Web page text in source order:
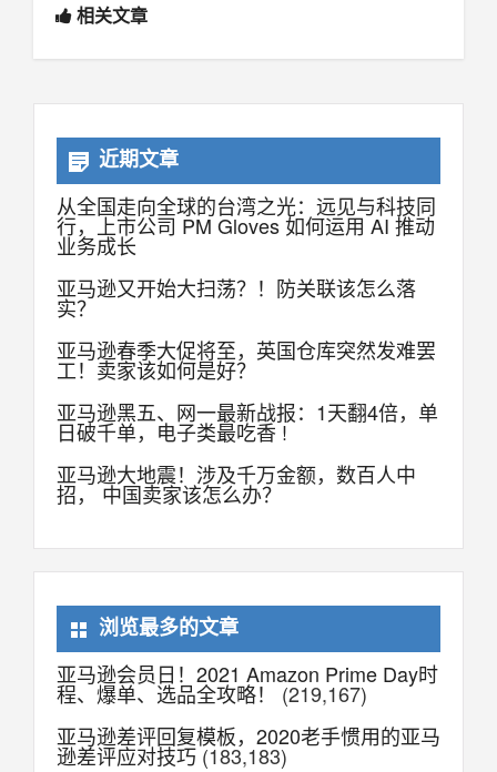
相关文章
近期文章
从全国走向全球的台湾之光：远见与科技同
行，上市公司 PM Gloves 如何运用 AI 推动
业务成长
亚马逊又开始大扫荡？！防关联该怎么落
实？
亚马逊春季大促将至，英国仓库突然发难罢
工！卖家该如何是好？
亚马逊黑五、网一最新战报：1天翻4倍，单
日破千单，电子类最吃香 !
亚马逊大地震！涉及千万金额，数百人中
招， 中国卖家该怎么办？
浏览最多的文章
亚马逊会员日！2021 Amazon Prime Day时
程、爆单、选品全攻略！
(219,167)
亚马逊差评回复模板，2020老手惯用的亚马
逊差评应对技巧(183,183)